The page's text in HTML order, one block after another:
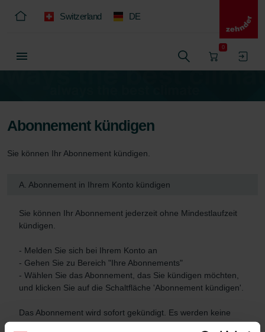
Switzerland DE
0
Abonnement kündigen
Sie können Ihr Abonnement kündigen.
A. Abonnement in Ihrem Konto kündigen
Sie können Ihr Abonnement jederzeit ohne Mindestlaufzeit
kündigen.
- Melden Sie sich bei Ihrem Konto an
- Gehen Sie zu Bereich "Ihre Abonnements"
- Wählen Sie das Abonnement, das Sie kündigen möchten,
und klicken Sie auf die Schaltfläche 'Abonnement kündigen'.
Das Abonnement wird sofort gekündigt. Es werden keine
weiteren Bestellungen erstellt.